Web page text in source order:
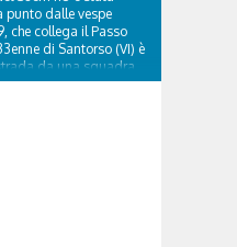
punto dalle vespe
che collega il Passo
di Santorso (VI) è
da una squadra
Pettorina...